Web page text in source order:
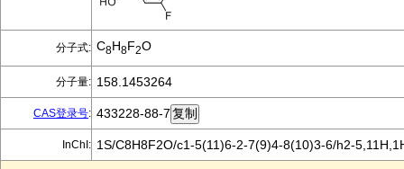
分子式: C8H8F2O
分子量: 158.1453264
CAS登录号: 433228-88-7
InChI: 1S/C8H8F2O/c1-5(11)6-2-7(9)4-8(10)3-6/h2-